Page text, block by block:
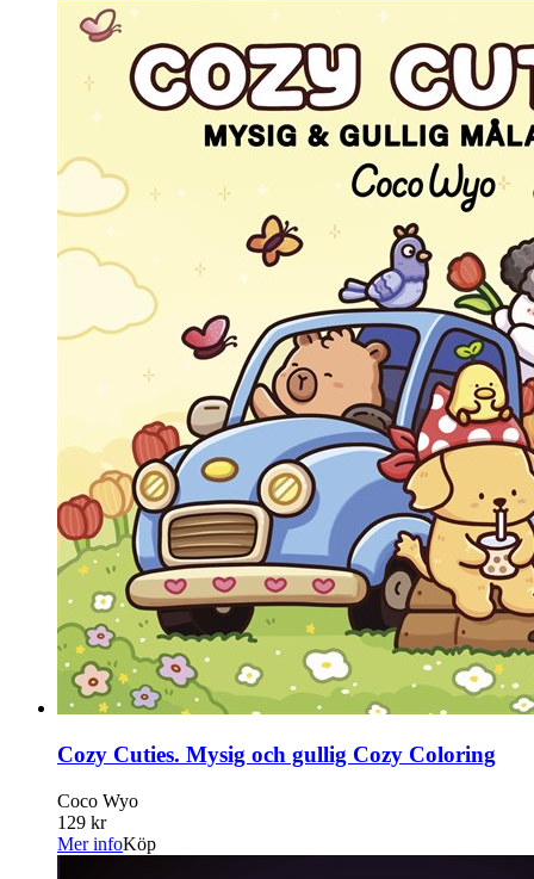
Cozy Cuties. Mysig och gullig Cozy Coloring
Coco Wyo
129 kr
Mer infoKöp